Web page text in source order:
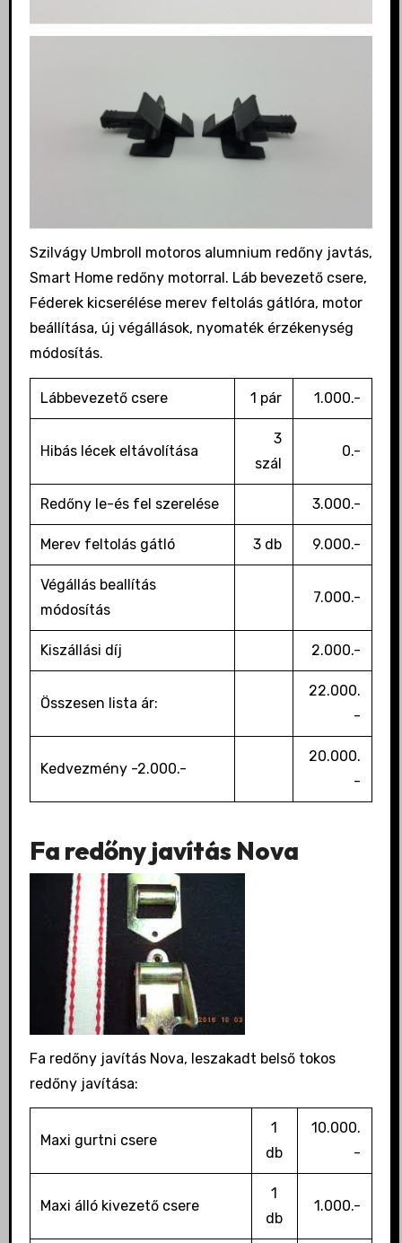
Szilvágy Umbroll motoros alumnium redőny javtás,
Smart Home redőny motorral. Láb bevezető csere,
Féderek kicserélése merev feltolás gátlóra, motor
beállítása, új végállások, nyomaték érzékenység
módosítás.
Lábbevezető csere 1 pár 1.000.-
Hibás lécek eltávolítása
3
szál
0.-
Redőny le-és fel szerelése 3.000.-
Merev feltolás gátló 3 db 9.000.-
Végállás beallítás
módosítás
7.000.-
Kiszállási díj 2.000.-
Összesen lista ár:
22.000.
-
Kedvezmény -2.000.-
20.000.
-
Fa redőny javítás Nova
Fa redőny javítás Nova, leszakadt belső tokos
redőny javítása:
Maxi gurtni csere
1
db
10.000.
-
Maxi álló kivezető csere
1
db
1.000.-